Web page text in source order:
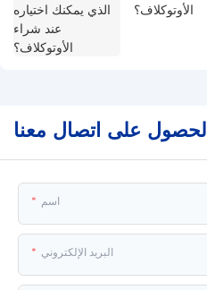
الأوتوكلاف؟
على اتصال معنا
اسم
البريد الإلكتروني